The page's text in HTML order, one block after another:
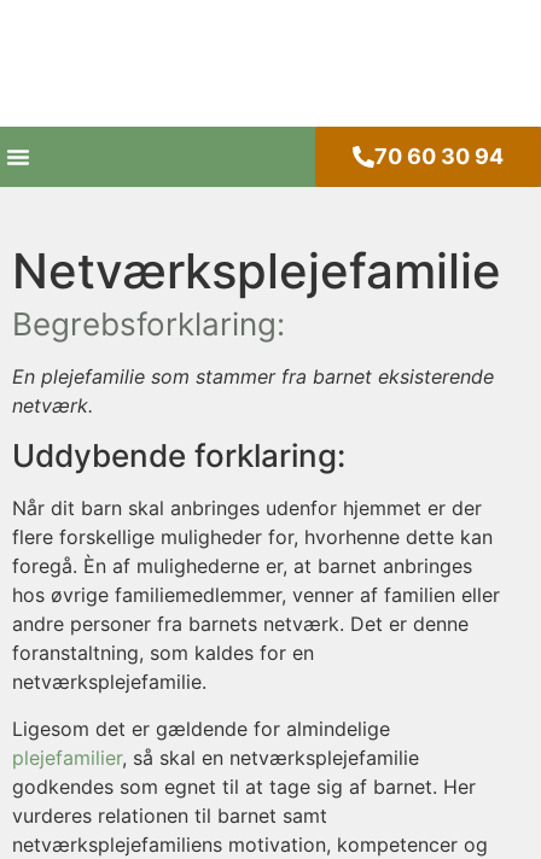
70 60 30 94
Netværksplejefamilie
Begrebsforklaring:
En plejefamilie som stammer fra barnet eksisterende
netværk.
Uddybende forklaring:
Når dit barn skal anbringes udenfor hjemmet er der
flere forskellige muligheder for, hvorhenne dette kan
foregå. Èn af mulighederne er, at barnet anbringes
hos øvrige familiemedlemmer, venner af familien eller
andre personer fra barnets netværk. Det er denne
foranstaltning, som kaldes for en
netværksplejefamilie.
Ligesom det er gældende for almindelige
plejefamilier, så skal en netværksplejefamilie
godkendes som egnet til at tage sig af barnet. Her
vurderes relationen til barnet samt
netværksplejefamiliens motivation, kompetencer og